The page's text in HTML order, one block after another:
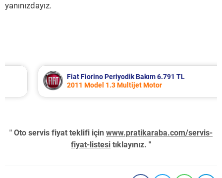
yanınızdayız.
Fiat Fiorino Periyodik Bakım 6.791 TL
2011 Model 1.3 Multijet Motor
" Oto servis fiyat teklifi için www.pratikaraba.com/servis-
fiyat-listesi tıklayınız. "